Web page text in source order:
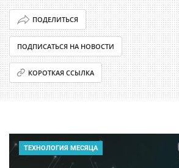
ПОДЕЛИТЬСЯ
ПОДПИСАТЬСЯ НА НОВОСТИ
КОРОТКАЯ ССЫЛКА
ТЕХНОЛОГИЯ МЕСЯЦА